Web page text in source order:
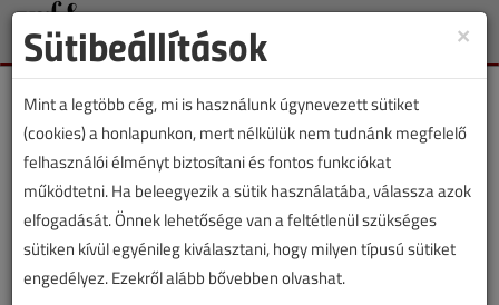
Toggle
Lapszám:
TARTALOM
×
Sütibeállítások
Mint a legtöbb cég, mi is használunk úgynevezett sütiket
(cookies) a honlapunkon, mert nélkülük nem tudnánk megfelelő
felhasználói élményt biztosítani és fontos funkciókat
működtetni. Ha beleegyezik a sütik használatába, válassza azok
elfogadását. Önnek lehetősége van a feltétlenül szükséges
sütiken kívül egyénileg kiválasztani, hogy milyen típusú sütiket
engedélyez. Ezekről alább bővebben olvashat.